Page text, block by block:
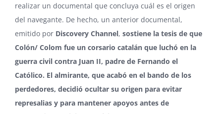
realizar un documental que concluya cuál es el origen
del navegante. De hecho, un anterior documental,
emitido por Discovery Channel, sostiene la tesis de que
Colón/ Colom fue un corsario catalán que luchó en la
guerra civil contra Juan II, padre de Fernando el
Católico. El almirante, que acabó en el bando de los
perdedores, decidió ocultar su origen para evitar
represalias y para mantener apoyos antes de